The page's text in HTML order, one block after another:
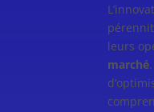
leurs
marché